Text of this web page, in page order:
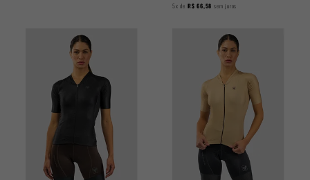
5x de R$ 66,58 sem juros